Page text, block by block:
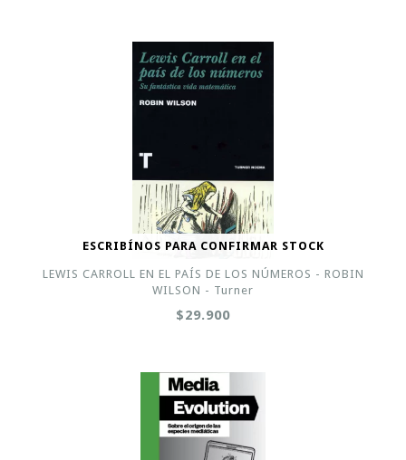
ESCRIBÍNOS PARA CONFIRMAR STOCK
LEWIS CARROLL EN EL PAÍS DE LOS NÚMEROS - ROBIN
WILSON - Turner
$29.900